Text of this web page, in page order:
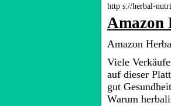
http s://herbal-
Amazon
Amazon
Viele
auf dieser
gut
Warum